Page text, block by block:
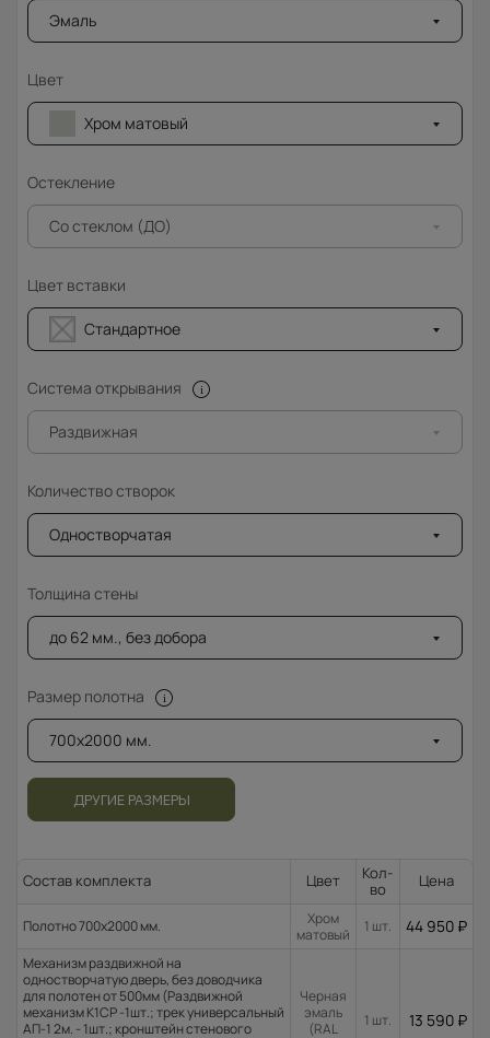
Эмаль
Цвет
Хром матовый
Остекление
Со стеклом (ДО)
Цвет вставки
Стандартное
Система открывания
Раздвижная
Количество створок
Одностворчатая
Толщина стены
до 62 мм., без добора
Размер полотна
700x2000 мм.
ДРУГИЕ РАЗМЕРЫ
Состав комплекта Цвет
Кол-
во
Цена
Полотно 700x2000 мм.
Хром
матовый
1 шт. 44 950 ₽
Механизм раздвижной на
одностворчатую дверь, без доводчика
для полотен от 500мм (Раздвижной
механизм К1СР -1шт.; трек универсальный
АП-1 2м. - 1шт.; кронштейн стенового
Черная
эмаль
(RAL
1 шт. 13 590 ₽